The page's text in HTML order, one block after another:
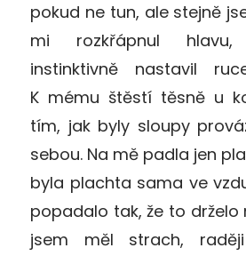
pokud ne tun, ale stejně
mi rozkřápnul
instinktivně nastavil
K mému štěstí těsně u
tím, jak byly sloupy
sebou. Na mě padla jen
byla plachta sama ve
popadalo tak, že to drželo
jsem měl strach,